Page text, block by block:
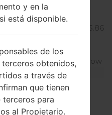
9.8 milímetros (0.39
pulgadas)
148.9 x 76.1 milímetros (5.86
155 gramos (5.47 onzas)
Android 6.0.x Marshmallow
4x1.4 GHz Cortex-A53 &
2x1.8 GHz Cortex-A57
Qualcomm MSM8992
y en la
está disponible.
de los
obtenidos,
a través de
que tienen
terceros para
al Propietario.